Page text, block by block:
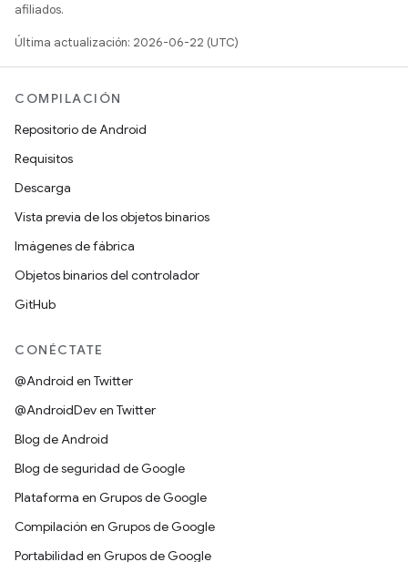
afiliados.
Última actualización: 2026-06-22 (UTC)
COMPILACIÓN
Repositorio de Android
Requisitos
Descarga
Vista previa de los objetos binarios
Imágenes de fábrica
Objetos binarios del controlador
GitHub
CONÉCTATE
@Android en Twitter
@AndroidDev en Twitter
Blog de Android
Blog de seguridad de Google
Plataforma en Grupos de Google
Compilación en Grupos de Google
Portabilidad en Grupos de Google